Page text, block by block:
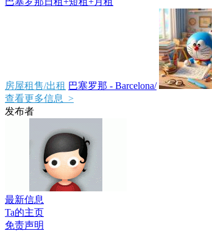
房屋租售/出租 巴塞罗那 - Barcelona/
查看更多信息 >
发布者
最新信息
Ta的主页
免责声明